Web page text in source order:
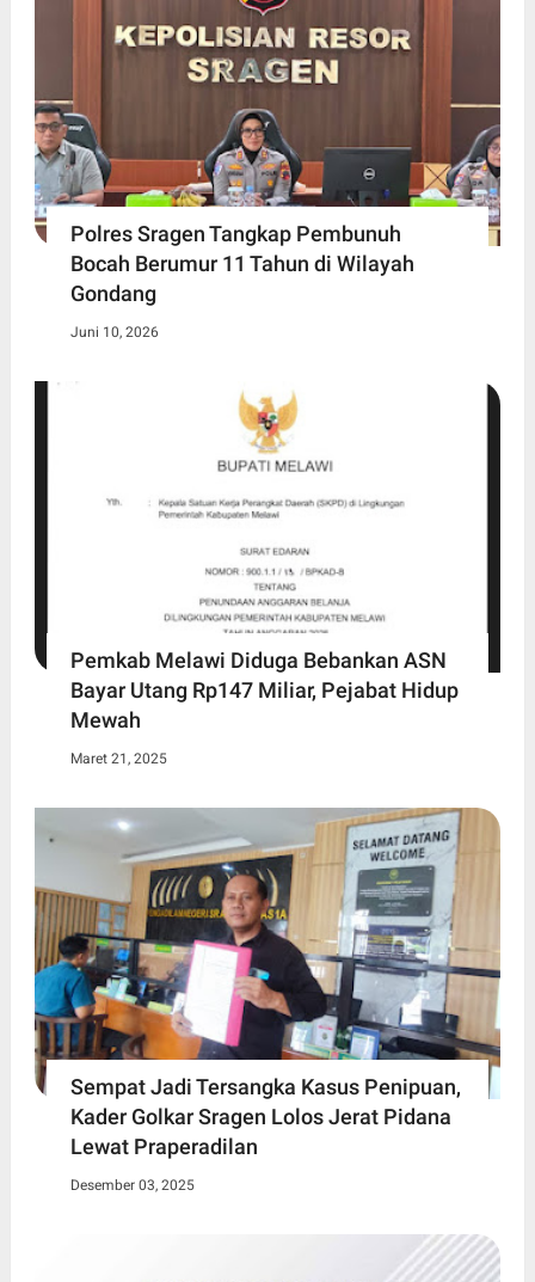
Polres Sragen Tangkap Pembunuh
Bocah Berumur 11 Tahun di Wilayah
Gondang
Juni 10, 2026
Pemkab Melawi Diduga Bebankan ASN
Bayar Utang Rp147 Miliar, Pejabat Hidup
Mewah
Maret 21, 2025
Sempat Jadi Tersangka Kasus Penipuan,
Kader Golkar Sragen Lolos Jerat Pidana
Lewat Praperadilan
Desember 03, 2025